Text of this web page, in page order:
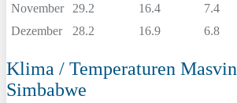
November
29.2 16.4 7.4
Dezember
28.2 16.9 6.8
Klima / Temperaturen
Simbabwe